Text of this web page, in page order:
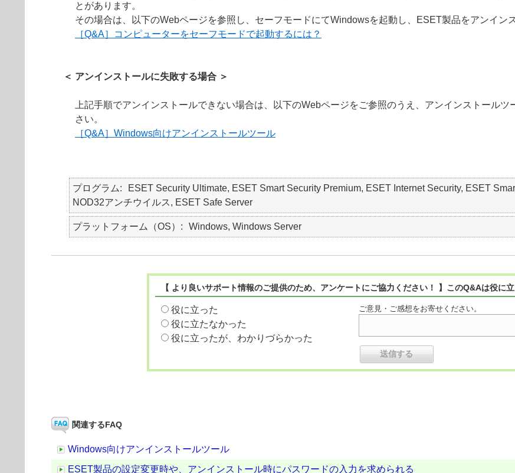
とがあります。
その場合は、以下のWebページを参照し、セーフモードにてWindowsを起動し、ESET製品をアンイン
［Q&A］コンピューターをセーフモードで起動するには？
＜ アンインストールに失敗する場合 ＞
上記手順でアンインストールできない場合は、以下のWebページをご参照のうえ、アンインストール
さい。
［Q&A］Windows向けアンインストールツール
プログラム
ESET Security Ultimate, ESET Smart Security Premium, ESET Internet Security, ESET
NOD32アンチウイルス, ESET Safe Server
プラットフォーム（OS） Windows, Windows Server
【 より良いサポート情報のご提供のため、アンケートにご協力ください！ 】このQ&Aは役に
役に立った
役に立たなかった
役に立ったが、わかりづらかった
ご意見・ご感想をお寄せください。
関連するFAQ
Windows向けアンインストールツール
ESET製品の設定変更時や、アンインストール時にパスワードの入力を求められる